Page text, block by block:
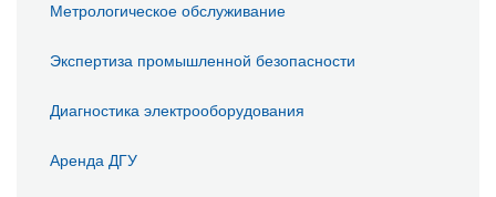
Метрологическое обслуживание
Экспертиза промышленной безопасности
Диагностика электрооборудования
Аренда ДГУ